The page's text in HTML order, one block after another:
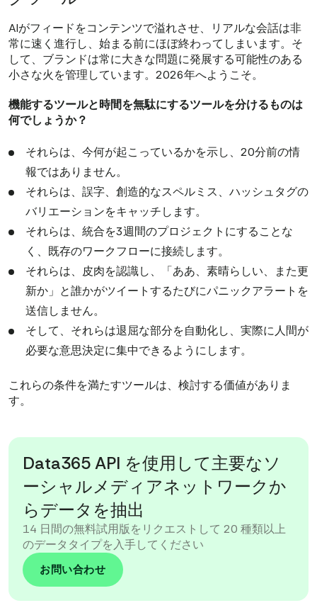
AIがフィードをコンテンツで溢れさせ、リアルな会話は非
常に速く進行し、始まる前にほぼ終わってしまいます。そ
して、ブランドは常に大きな問題に発展する可能性のある
小さな火を管理しています。2026年へようこそ。
機能するツールと時間を無駄にするツールを分けるものは
何でしょうか？
それらは、今何が起こっているかを示し、20分前の情
報ではありません。
それらは、誤字、創造的なスペルミス、ハッシュタグの
バリエーションをキャッチします。
それらは、統合を3週間のプロジェクトにすることな
く、既存のワークフローに接続します。
それらは、皮肉を認識し、「ああ、素晴らしい、また更
新か」と誰かがツイートするたびにパニックアラートを
送信しません。
そして、それらは退屈な部分を自動化し、実際に人間が
必要な意思決定に集中できるようにします。
これらの条件を満たすツールは、検討する価値がありま
す。
Data365 API を使用して主要なソ
ーシャルメディアネットワークか
らデータを抽出
14 日間の無料試用版をリクエストして 20 種類以上
のデータタイプを入手してください
お問い合わせ